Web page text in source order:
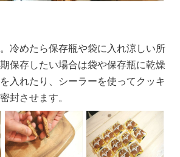
冷めたら保存瓶や袋に入れ涼しい所
保存したい場合は袋や保存瓶に乾燥
入れたり、シーラーを使ってクッキ
封させます。